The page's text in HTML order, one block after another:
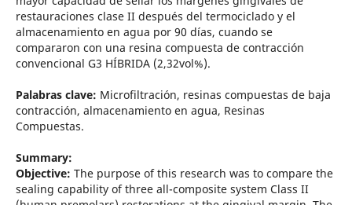
restauraciones clase II después del termociclado y el
almacenamiento en agua por 90 días, cuando se
compararon con una resina compuesta de contracción
convencional G3 HÍBRIDA (2,32vol%).
Palabras clave: Microfiltración, resinas compuestas de baja
contracción, almacenamiento en agua, Resinas
Compuestas.
Summary:
Objective: The purpose of this research was to compare the
sealing capability of three all-composite system Class II